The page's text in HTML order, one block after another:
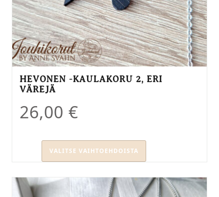
HEVONEN -KAULAKORU 2, ERI
VÄREJÄ
26,00 €
VALITSE VAIHTOEHDOISTA